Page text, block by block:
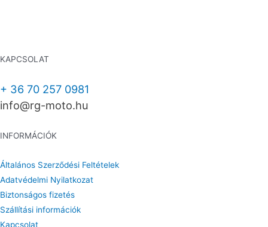
KAPCSOLAT
+ 36 70 257 0981
info@rg-moto.hu
INFORMÁCIÓK
Általános Szerződési Feltételek
Adatvédelmi Nyilatkozat
Biztonságos fizetés
Szállítási információk
Kapcsolat